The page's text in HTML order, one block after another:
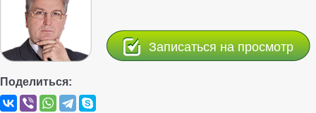
Записаться на просмотр
Поделиться: